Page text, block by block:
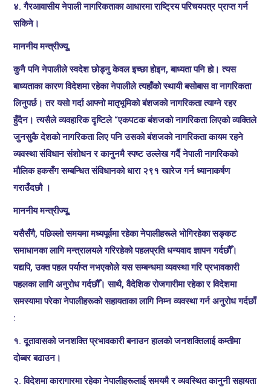
४. गैरआवासीय नेपाली नागरिकताका आधारमा राष्ट्रिय परिचयपत्र प्राप्त गर्न
सकिने।
माननीय मन्त्रीज्यू,
कुनै पनि नेपालीले स्वदेश छोड्नु केवल इच्छा होइन, बाध्यता पनि हो। त्यस
बाध्यताका कारण विदेशमा रहेका नेपालीले त्यहाँको स्थायी बसोबास वा नागरिकता
लिनुपर्छ। तर यसो गर्दा आफ्नो मातृभूमिको बंशजको नागरिकता त्याग्ने रहर
हुँदैन। त्यसैले व्यवहारिक दृष्टिले “एकपटक बंशजको नागरिकता लिएको व्यक्तिले
जुनसुकै देशको नागरिकता लिए पनि उसको बंशजको नागरिकता कायम रहने
व्यवस्था संविधान संशोधन र कानुनमै स्पष्ट उल्लेख गर्दै नेपाली नागरिकको
मौलिक हकसँग सम्बन्धित संविधानको धारा २९१ खारेज गर्न ध्यानाकर्षण
गराउँदछौ ।
माननीय मन्त्रीज्यू,
यसैसँगै, पछिल्लो समयमा मध्यपूर्वमा रहेका नेपालीहरूले भोगिरहेका सङ्कट
समाधानका लागि मन्त्रालयले गरिरहेको पहलप्रति धन्यवाद ज्ञापन गर्दछौँ।
यद्यपि, उक्त पहल पर्याप्त नभएकोले यस सम्बन्धमा व्यवस्था गरि प्रभावकारी
पहलका लागि अनुरोध गर्दछौँ। साथै, वैदेशिक रोजगारीमा रहेका र विदेशमा
समस्यामा परेका नेपालीहरूको सहायताका लागि निम्न व्यवस्था गर्न अनुरोध गर्दछाँ
:
१. दूतावासको जनशक्ति प्रभावकारी बनाउन हालको जनशक्तिलाई कम्तीमा
दोब्बर बढाउन।
२. विदेशमा कारागारमा रहेका नेपालीहरूलाई समयमै र व्यवस्थित कानुनी सहायता